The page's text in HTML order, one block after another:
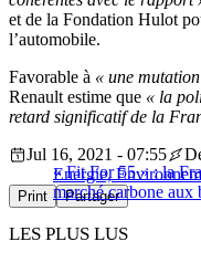
et de la Fondation Hulot
l’automobile.
Favorable à « une
Renault estime que « la
retard significatif de la
« Fit For 55 » : la
marché carbone aux
Jul 16, 2021 - 07:55
Energie,
Print Partager
LES PLUS LUS